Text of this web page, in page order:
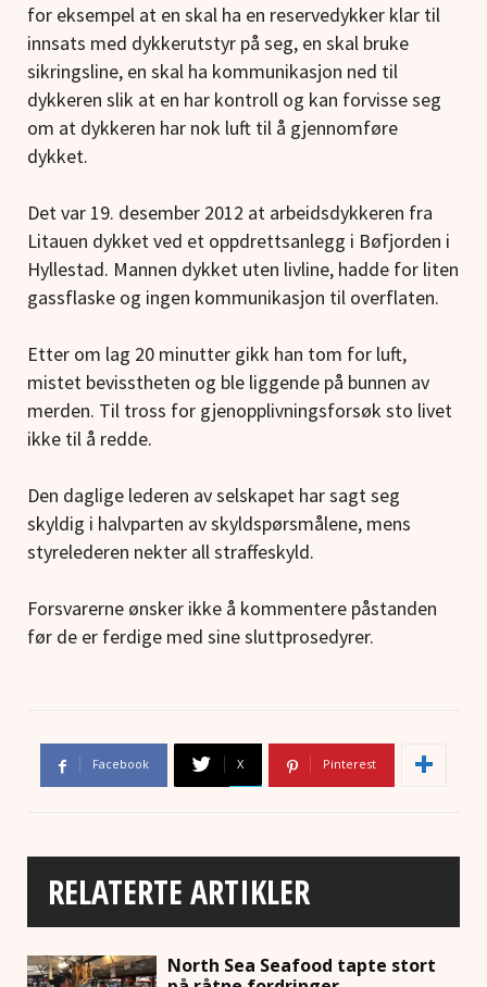
for eksempel at en skal ha en reservedykker klar til
innsats med dykkerutstyr på seg, en skal bruke
sikringsline, en skal ha kommunikasjon ned til
dykkeren slik at en har kontroll og kan forvisse seg
om at dykkeren har nok luft til å gjennomføre
dykket.
Det var 19. desember 2012 at arbeidsdykkeren fra
Litauen dykket ved et oppdrettsanlegg i Bøfjorden i
Hyllestad. Mannen dykket uten livline, hadde for liten
gassflaske og ingen kommunikasjon til overflaten.
Etter om lag 20 minutter gikk han tom for luft,
mistet bevisstheten og ble liggende på bunnen av
merden. Til tross for gjenopplivningsforsøk sto livet
ikke til å redde.
Den daglige lederen av selskapet har sagt seg
skyldig i halvparten av skyldspørsmålene, mens
styrelederen nekter all straffeskyld.
Forsvarerne ønsker ikke å kommentere påstanden
før de er ferdige med sine sluttprosedyrer.
Facebook X Pinterest
RELATERTE ARTIKLER
North Sea Seafood tapte stort